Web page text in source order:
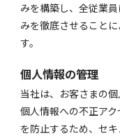
みを構築し、全従業
みを徹底させること
す。
個人情報の管理
当社は、お客さまの
個人情報への不正ア
を防止するため、セ